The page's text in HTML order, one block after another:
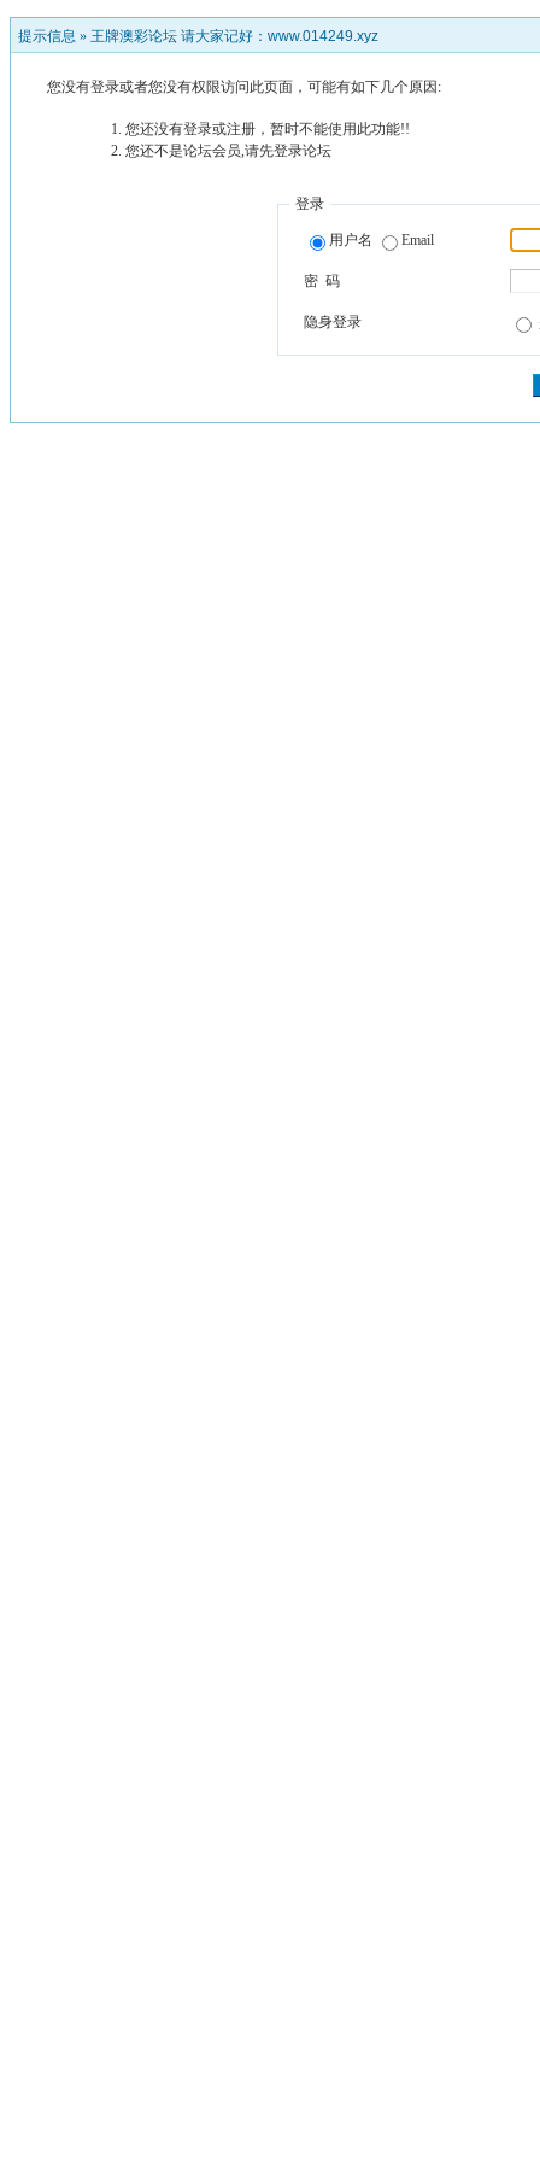
提示信息 » 王牌澳彩论坛 请大家记好：www.014249.xyz
您没有登录或者您没有权限访问此页面，可能有如下几个原因:
您还没有登录或注册，暂时不能使用此功能!!
您还不是论坛会员,请先登录论坛
登录
用户名 Email
密 码
隐身登录